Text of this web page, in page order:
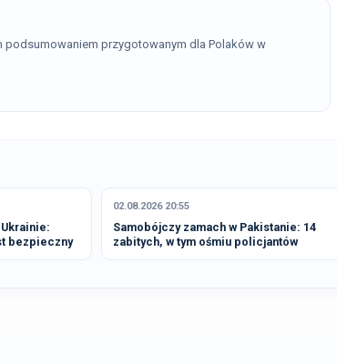
przygotowanym dla Polaków w
bezpieczny
02.08.2026 20:55
Samobójczy zamach w Pakistanie: 14
zabitych, w tym ośmiu policjantów